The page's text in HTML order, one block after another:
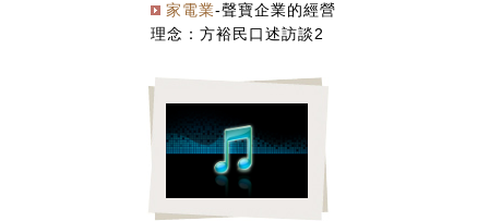
家電業-聲寶企業的經營
理念：方裕民口述訪談2